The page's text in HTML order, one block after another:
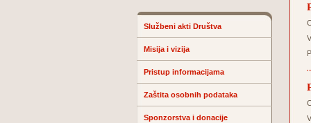
Službeni akti Društva
Misija i vizija
Pristup informacijama
Zaštita osobnih podataka
Sponzorstva i donacije